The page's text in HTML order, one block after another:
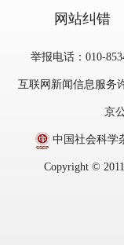
网站纠错
举报电话：010-
互联网新闻信息服务
京
中国社会科学
Copyright ©